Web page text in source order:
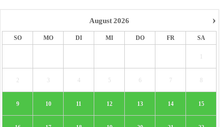
›
August 2026
SO MO DI MI DO FR SA
1
2 3 4 5 6 7 8
9 10 11 12 13 14 15